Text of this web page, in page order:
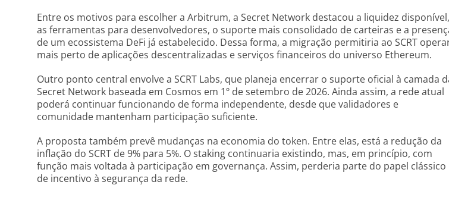
Entre os motivos para escolher a Arbitrum, a Secret Network destacou a liquidez disponível,
as ferramentas para desenvolvedores, o suporte mais consolidado de carteiras e a
de um ecossistema DeFi já estabelecido. Dessa forma, a migração permitiria ao SCRT
mais perto de aplicações descentralizadas e serviços financeiros do universo Ethereum.
Outro ponto central envolve a SCRT Labs, que planeja encerrar o suporte oficial à camada
Secret Network baseada em Cosmos em 1º de setembro de 2026. Ainda assim, a rede atual
poderá continuar funcionando de forma independente, desde que validadores e
comunidade mantenham participação suficiente.
A proposta também prevê mudanças na economia do token. Entre elas, está a redução da
inflação do SCRT de 9% para 5%. O staking continuaria existindo, mas, em princípio, com
função mais voltada à participação em governança. Assim, perderia parte do papel clássico
de incentivo à segurança da rede.